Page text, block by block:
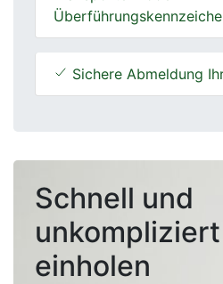
Sichere Abmeldung
Schnell und
einholen